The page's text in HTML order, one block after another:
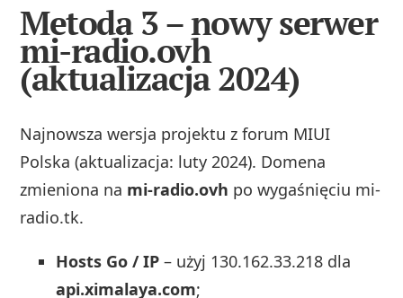
Metoda 3 – nowy serwer
mi-radio.ovh
(aktualizacja 2024)
Najnowsza wersja projektu z forum MIUI
Polska (aktualizacja: luty 2024). Domena
zmieniona na mi-radio.ovh po wygaśnięciu mi-
radio.tk.
Hosts Go / IP – użyj 130.162.33.218 dla
api.ximalaya.com;